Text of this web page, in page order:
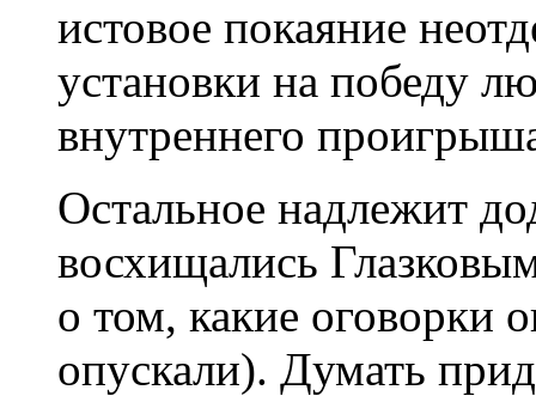
истовое покаяние
установки на победу
внутреннего
Остальное надлежит
восхищались
о том, какие оговорки
опускали). Думать